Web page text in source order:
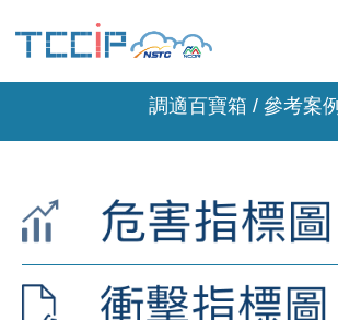
調適百寶箱 / 參考案例